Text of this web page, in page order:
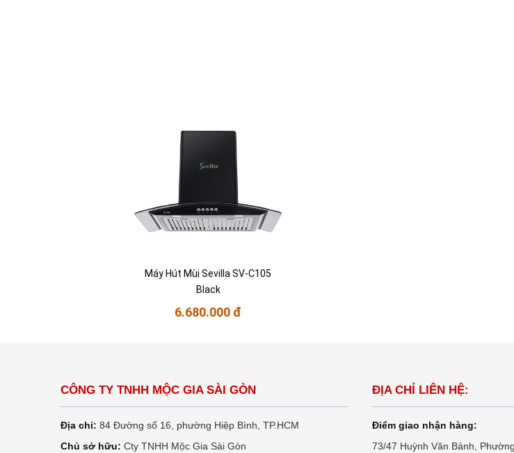
Máy Hút Mùi Sevilla SV-C105
Black
6.680.000 đ
CÔNG TY TNHH MỘC GIA SÀI GÒN
Địa chỉ: 84 Đường số 16, phường Hiệp Bình, TP.HCM
Chủ sở hữu: Cty TNHH Mộc Gia Sài Gòn
ĐỊA CHỈ LIÊN HỆ:
Điểm giao nhận hàng:
73/47 Huỳnh Văn Bánh,